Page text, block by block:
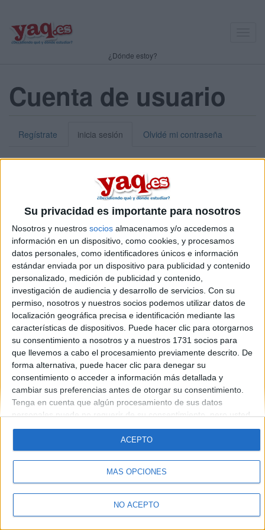
Su privacidad es importante para nosotros
Nosotros y nuestros socios almacenamos y/o accedemos a
información en un dispositivo, como cookies, y procesamos
datos personales, como identificadores únicos e información
estándar enviada por un dispositivo para publicidad y contenido
personalizado, medición de publicidad y contenido,
investigación de audiencia y desarrollo de servicios. Con su
permiso, nosotros y nuestros socios podemos utilizar datos de
localización geográfica precisa e identificación mediante las
características de dispositivos. Puede hacer clic para otorgarnos
su consentimiento a nosotros y a nuestros 1731 socios para
que llevemos a cabo el procesamiento previamente descrito. De
forma alternativa, puede hacer clic para denegar su
consentimiento o acceder a información más detallada y
cambiar sus preferencias antes de otorgar su consentimiento.
Tenga en cuenta que algún procesamiento de sus datos
personales puede no requerir de su consentimiento, pero usted
tiene el derecho de rechazar tal procesamiento. Sus
preferencias se aplicarán solo a este sitio web. Puede cambiar
sus preferencias o retirar su consentimiento en cualquier
momento volviendo a este sitio y haciendo clic en el botón
"Privacidad" en la parte inferior de la página web.
MÁS OPCIONES
NO ACEPTO
ACEPTO
¿Dónde estoy?
Cuenta de usuario
Regístrate inicia sesión Olvidé mi contraseña
Puedes iniciar sesión introduciendo tu nombre de usuario o tu
dirección de correo electrónico.
Contraseña:*
Introduce la contraseña que acompaña a tu nombre de usuario
Quiénes somos|Contactar |Anúnciate
Aviso legal|Politica de privacidad|Condiciones generales
de cookies
© 2003-2026Compás Mediterráneo S.L.- Diego de León 47 - 28006
Madrid [ESPAÑA] - Tel. +34 91 593 2767